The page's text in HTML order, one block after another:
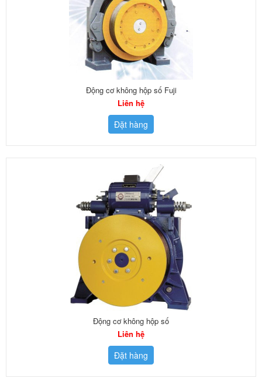
Động cơ không hộp số Fuji
Liên hệ
Đặt hàng
Động cơ không hộp số
Liên hệ
Đặt hàng